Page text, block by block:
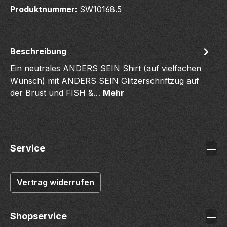
Produktnummer: SW10168.5
Beschreibung
Ein neutrales ANDERS SEIN Shirt (auf vielfachen
Wunsch) mit ANDERS SEIN Glitzerschriftzug auf
der Brust und FISH &… Mehr
Service
Vertrag widerrufen
Shopservice